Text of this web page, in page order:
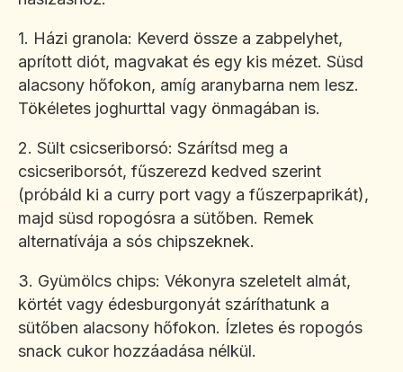
1. Házi granola: Keverd össze a zabpelyhet,
aprított diót, magvakat és egy kis mézet. Süsd
alacsony hőfokon, amíg aranybarna nem lesz.
Tökéletes joghurttal vagy önmagában is.
2. Sült csicseriborsó: Szárítsd meg a
csicseriborsót, fűszerezd kedved szerint
(próbáld ki a curry port vagy a fűszerpaprikát),
majd süsd ropogósra a sütőben. Remek
alternatívája a sós chipszeknek.
3. Gyümölcs chips: Vékonyra szeletelt almát,
körtét vagy édesburgonyát száríthatunk a
sütőben alacsony hőfokon. Ízletes és ropogós
snack cukor hozzáadása nélkül.